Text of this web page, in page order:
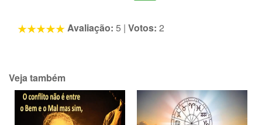
Avaliação: 5 | Votos: 2
Veja também